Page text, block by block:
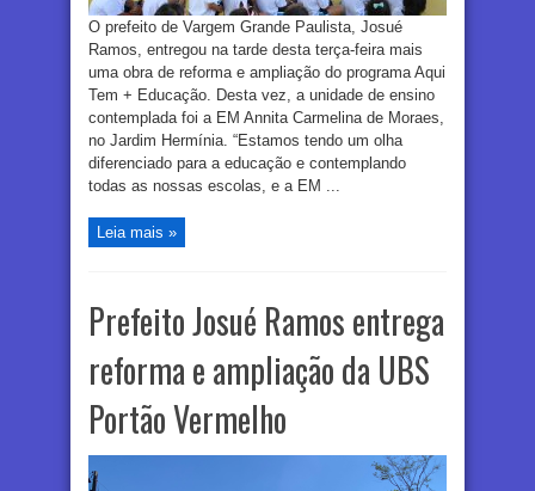
O prefeito de Vargem Grande Paulista, Josué
Ramos, entregou na tarde desta terça-feira mais
uma obra de reforma e ampliação do programa Aqui
Tem + Educação. Desta vez, a unidade de ensino
contemplada foi a EM Annita Carmelina de Moraes,
no Jardim Hermínia. “Estamos tendo um olha
diferenciado para a educação e contemplando
todas as nossas escolas, e a EM ...
Leia mais »
Prefeito Josué Ramos entrega
reforma e ampliação da UBS
Portão Vermelho